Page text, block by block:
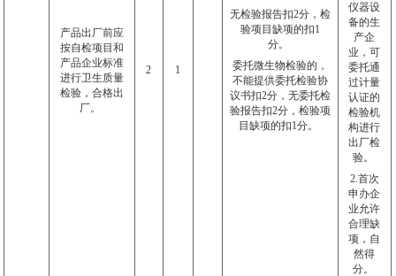
产品出厂前应
按自检项目和
产品企业标准
进行卫生质量
检验，合格出
厂。
2 1
无检验报告扣2分，检
验项目缺项的扣1
分。
委托微生物检验的，
不能提供委托检验协
议书扣2分，无委托检
验报告扣2分，检验项
目缺项的扣1分。
仪器设
备的生
产企
业，可
委托通
过计量
认证的
检验机
构进行
出厂检
验。
2.首次
申办企
业允许
合理缺
项，自
然得
分。